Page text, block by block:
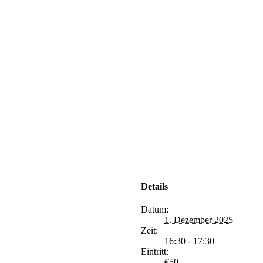
Details
Datum:
1. Dezember 2025
Zeit:
16:30 - 17:30
Eintritt: